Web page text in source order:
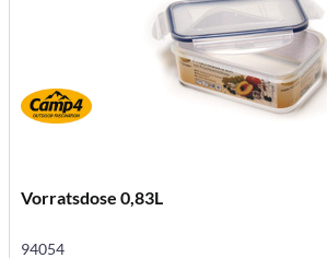
Vorratsdose 0,83L
94054